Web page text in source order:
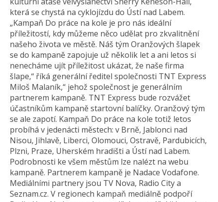
která se chystá na cyklojízdu do Ústí nad Labem.
„Kampaň Do práce na kole je pro nás ideální
příležitostí, kdy můžeme něco udělat pro zkvalitnění
našeho života ve městě. Náš tým Oranžových šlapek
se do kampaně zapojuje už několik let a ani letos si
nenecháme ujít příležitost ukázat, že naše firma
šlape,“ říká generální ředitel společnosti TNT Express
Miloš Malaník,“ jehož společnost je generálním
partnerem kampaně. TNT Express bude rozvážet
účastníkům kampaně startovní balíčky. Oranžový tým
se ale zapotí. Kampaň Do práce na kole totiž letos
probíhá v jedenácti městech: v Brně, Jablonci nad
Nisou, Jihlavě, Liberci, Olomouci, Ostravě, Pardubicích,
Plzni, Praze, Uherském hradišti a Ústí nad Labem.
Podrobnosti ke všem městům lze nalézt na webu
kampaně. Partnerem kampaně je Nadace Vodafone.
Mediálními partnery jsou TV Nova, Radio City a
Seznam.cz. V regionech kampaň mediálně podpoří